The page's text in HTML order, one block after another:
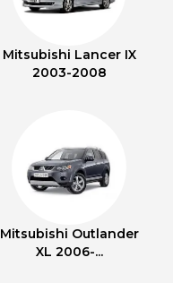
Mitsubishi Lancer IX
2003-2008
Mitsubishi Outlander
XL 2006-...